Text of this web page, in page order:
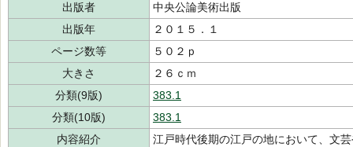
出版者
中央公論美術出版
出版年
２０１５．１
ページ数等
５０２ｐ
大きさ
２６ｃｍ
分類(9版)
383.1
分類(10版)
383.1
内容紹介
江戸時代後期の江戸の地において、文